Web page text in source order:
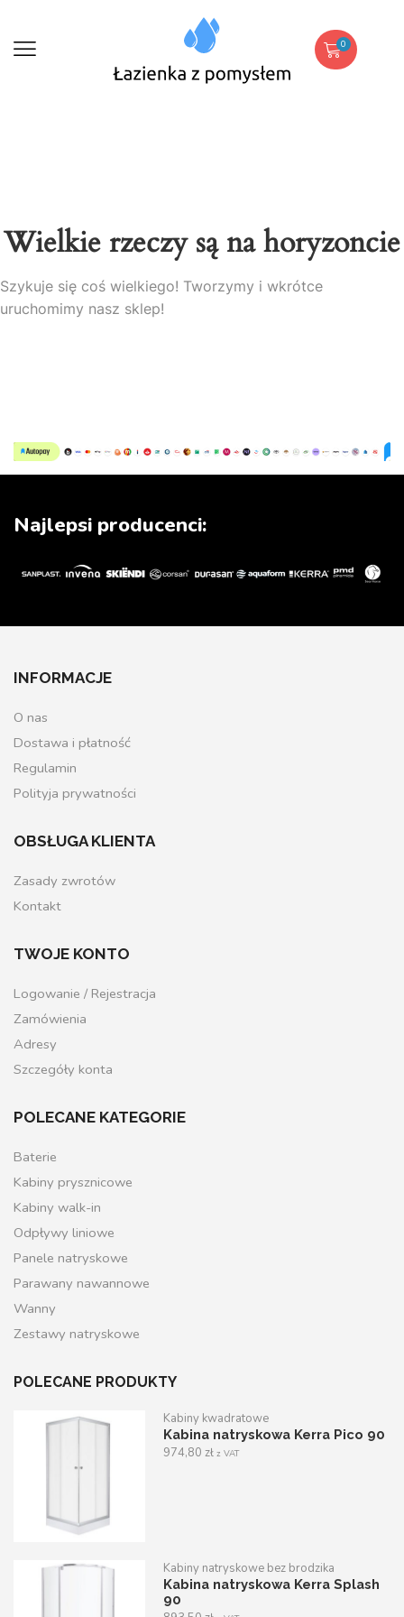
0
Wielkie rzeczy są na horyzoncie
Szykuje się coś wielkiego! Tworzymy i wkrótce
uruchomimy nasz sklep!
Najlepsi producenci:
INFORMACJE
O nas
Dostawa i płatność
Regulamin
Polityja prywatności
OBSŁUGA KLIENTA
Zasady zwrotów
Kontakt
TWOJE KONTO
Logowanie / Rejestracja
Zamówienia
Adresy
Szczegóły konta
POLECANE KATEGORIE
Baterie
Kabiny prysznicowe
Kabiny walk-in
Odpływy liniowe
Panele natryskowe
Parawany nawannowe
Wanny
Zestawy natryskowe
POLECANE PRODUKTY
Kabiny kwadratowe
Kabina natryskowa Kerra Pico 90
974,80zł z VAT
Kabiny natryskowe bez brodzika
Kabina natryskowa Kerra Splash
90